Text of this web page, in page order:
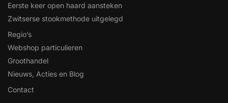
Eerste keer open haard aansteken
Zwitserse stookmethode uitgelegd
Regio’s
Webshop particulieren
Groothandel
Nieuws, Acties en Blog
Contact